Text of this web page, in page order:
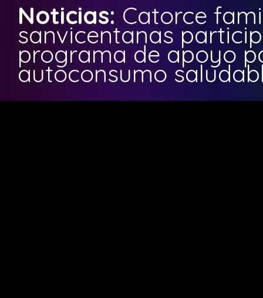
Noticias: Catorce
sanvicentanas
programa de apoyo
autoconsumo